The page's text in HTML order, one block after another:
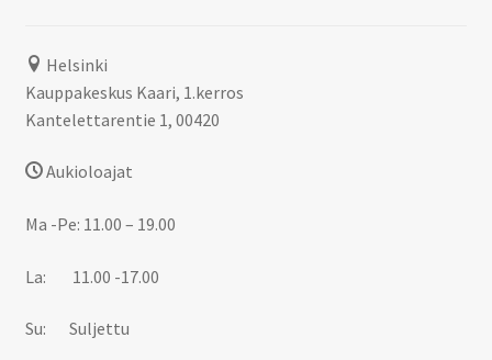
Helsinki
Kauppakeskus Kaari, 1.kerros
Kantelettarentie 1, 00420
Aukioloajat
Ma -Pe: 11.00 – 19.00
La: 11.00 -17.00
Su: Suljettu